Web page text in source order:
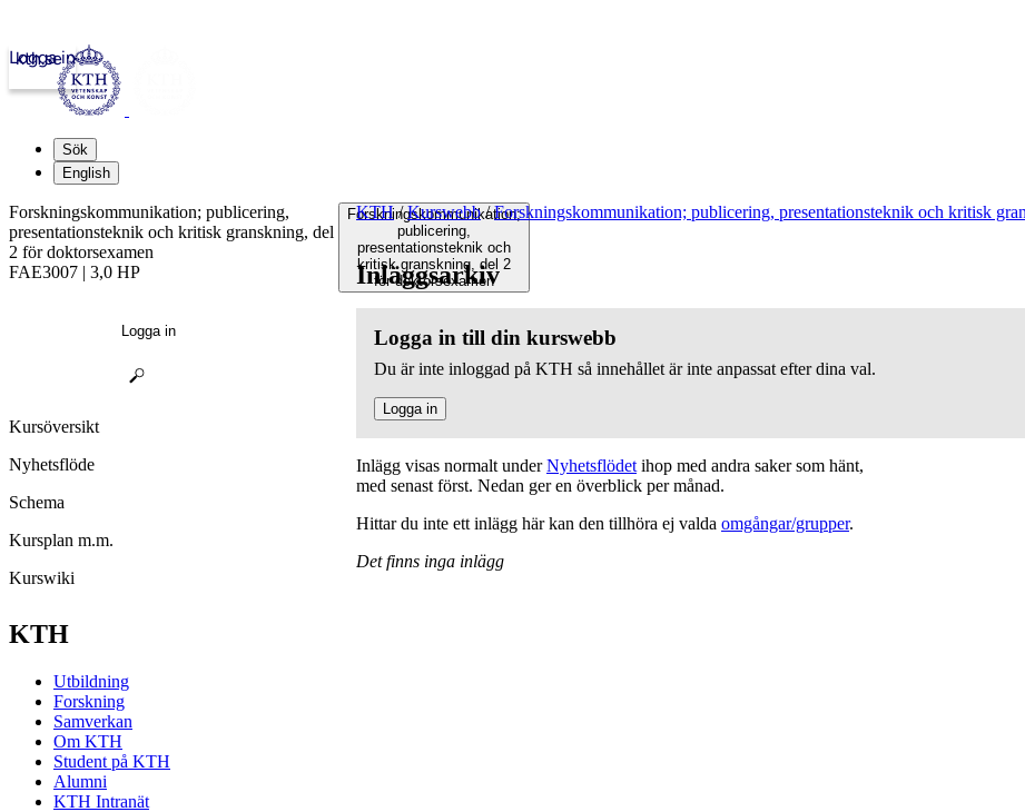
kth.se
Logga in
Sök
English
Forskningskommunikation;
publicering,
presentationsteknik och
kritisk granskning, del 2
för doktorsexamen
KTH / Kurswebb / Forskningskommunikation; publicering, presentationsteknik och kritisk
Inläggsarkiv
Logga in till din kurswebb
Du är inte inloggad på KTH så innehållet är inte anpassat efter dina val.
Logga in
Inlägg visas normalt underNyhetsflödet ihop med andra saker som hänt,
med senast först. Nedan ger en överblick per månad.
Hittar du inte ett inlägg här kan den tillhöra ej valda omgångar/grupper.
Det finns inga inlägg
Forskningskommunikation; publicering,
presentationsteknik och kritisk granskning, del
2 för doktorsexamen
FAE3007 | 3,0 HP
Logga in
Kursöversikt
Nyhetsflöde
Schema
Kursplan m.m.
Kurswiki
KTH
Utbildning
Forskning
Samverkan
Om KTH
Student på KTH
Alumni
KTH Intranät